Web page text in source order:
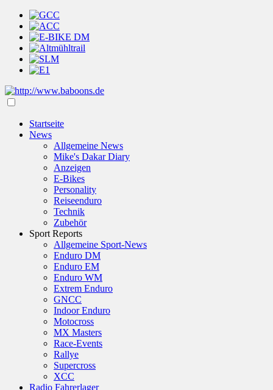
Startseite
News
Allgemeine News
Mike's Dakar Diary
Anzeigen
E-Bikes
Personality
Reiseenduro
Technik
Zubehör
Sport Reports
Allgemeine Sport-News
Enduro DM
Enduro EM
Enduro WM
Extrem Enduro
GNCC
Indoor Enduro
Motocross
MX Masters
Race-Events
Rallye
Supercross
XCC
Radio Fahrerlager